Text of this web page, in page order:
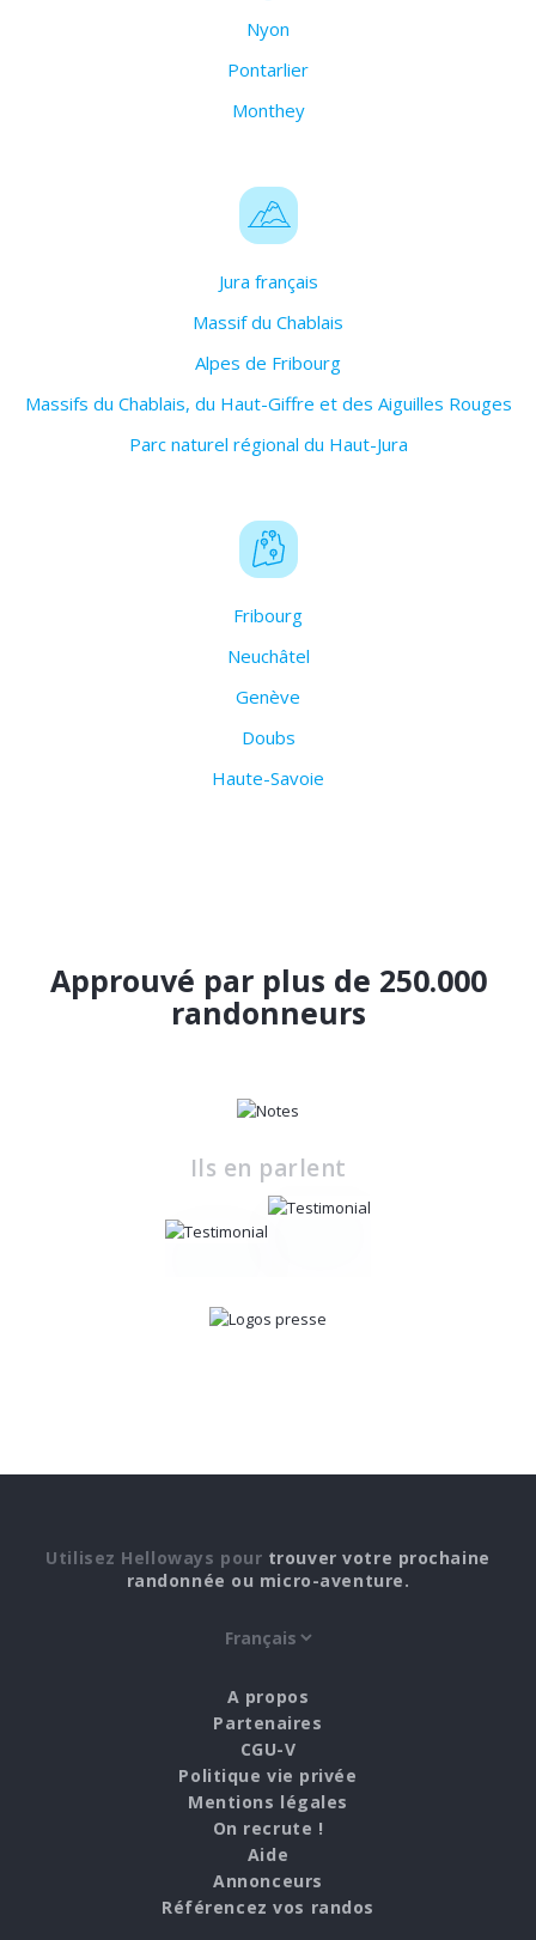
Nyon
Pontarlier
Monthey
Jura français
Massif du Chablais
Alpes de Fribourg
Massifs du Chablais, du Haut-Giffre et des Aiguilles Rouges
Parc naturel régional du Haut-Jura
Fribourg
Neuchâtel
Genève
Doubs
Haute-Savoie
Approuvé par plus de 250.000
randonneurs
Ils en parlent
Utilisez Helloways pour trouver votre prochaine
randonnée ou micro-aventure.
A propos
Partenaires
CGU-V
Politique vie privée
Mentions légales
On recrute !
Aide
Annonceurs
Référencez vos randos